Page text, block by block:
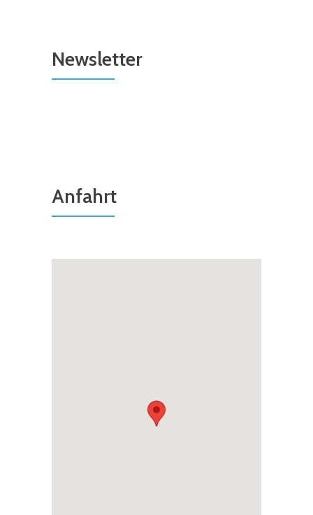
Newsletter
Anfahrt